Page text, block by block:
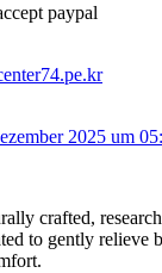
paypal
2025 um
crafted,
to gently relieve